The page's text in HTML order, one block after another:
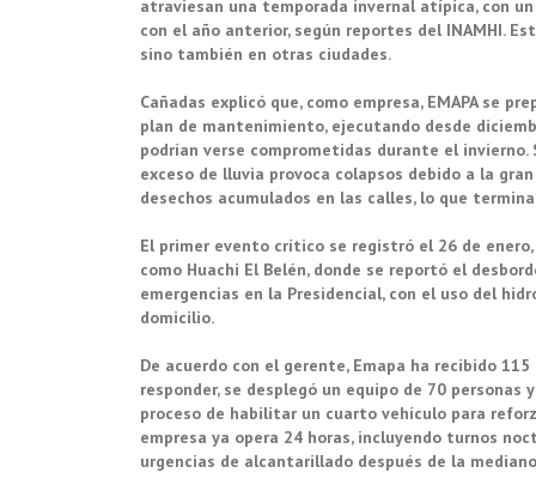
atraviesan una temporada invernal atípica, con
con el año anterior, según reportes del INAMHI.
sino también en otras ciudades.
Cañadas explicó que, como empresa, EMAPA se
plan de mantenimiento, ejecutando desde
podrían verse comprometidas durante el
exceso de lluvia provoca colapsos debido a la
desechos acumulados en las calles, lo que
El primer evento crítico se registró el 26 de
como Huachi El Belén, donde se reportó el
emergencias en la Presidencial, con el uso del
domicilio.
De acuerdo con el gerente, Emapa ha recibido
responder, se desplegó un equipo de 70
proceso de habilitar un cuarto vehículo para
empresa ya opera 24 horas, incluyendo turnos
urgencias de alcantarillado después de la